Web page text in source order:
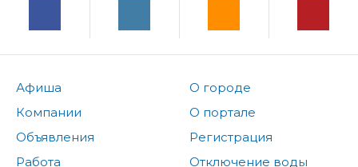
Афиша
Компании
Объявления
Работа
О городе
О портале
Регистрация
Отключение воды